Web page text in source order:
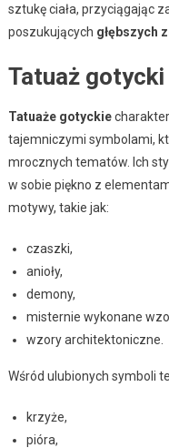
sztukę ciała, przyciągając
poszukujących głębszych
Tatuaż gotycki
Tatuaże gotyckie
tajemniczymi symbolami,
mrocznych tematów. Ich
w sobie piękno z
motywy, takie jak:
czaszki,
anioły,
demony,
misternie wykonane
wzory architektoniczne.
Wśród ulubionych symboli
krzyże,
pióra,